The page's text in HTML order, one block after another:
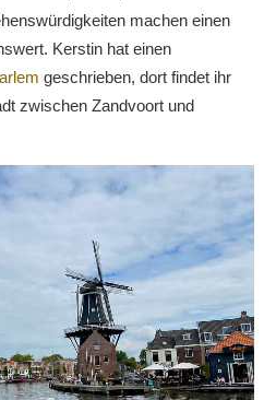
machen einen
Kerstin hat einen
geschrieben, dort findet ihr
zwischen Zandvoort und